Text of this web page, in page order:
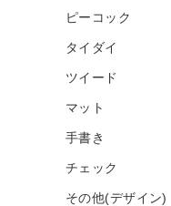
ピーコック
タイダイ
ツイード
マット
手書き
チェック
その他(デザイン)